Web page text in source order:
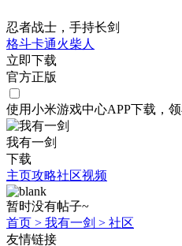
忍者战士，手持长剑
格斗卡通火柴人
立即下载
官方正版
使用小米游戏中心APP下载 ，
我有一剑
下载
主页攻略社区视频
暂时没有帖子~
首页 > 我有一剑 > 社区
友情链接